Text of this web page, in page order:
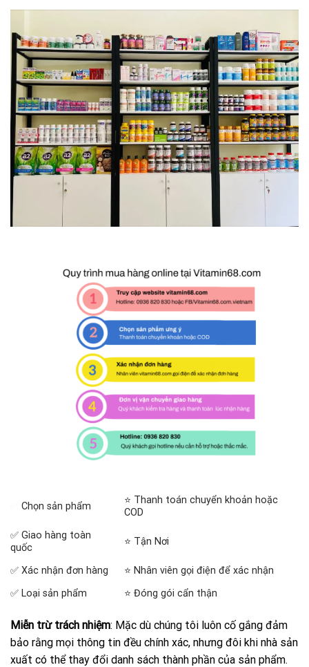
Chọn sản phẩm
⭐ Thanh toán chuyển khoản hoặc
COD
✅ Giao hàng toàn
quốc
⭐ Tận Nơi
✅ Xác nhận đơn hàng
⭐ Nhân viên gọi điện để xác nhận
✅ Loại sản phẩm
⭐ Đóng gói cẩn thận
Miễn trừ trách nhiệm: Mặc dù chúng tôi luôn cố gắng đảm
bảo rằng mọi thông tin đều chính xác, nhưng đôi khi nhà sản
xuất có thể thay đổi danh sách thành phần của sản phẩm.